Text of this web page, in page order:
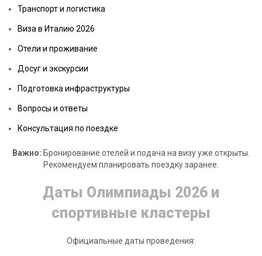
Транспорт и логистика
Виза в Италию 2026
Отели и проживание
Досуг и экскурсии
Подготовка инфраструктуры
Вопросы и ответы
Консультация по поездке
Важно: Бронирование отелей и подача на визу уже открыты.
Рекомендуем планировать поездку заранее.
Даты Олимпиады 2026 и
спортивные кластеры
Официальные даты проведения: